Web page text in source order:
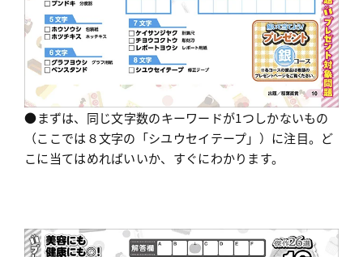
●まずは、同じ文字数のキーワードが1つしかないもの
（ここでは８文字の「シユウセイテープ」）に注目。ど
こに当てはめればいいか、すぐにわかります。